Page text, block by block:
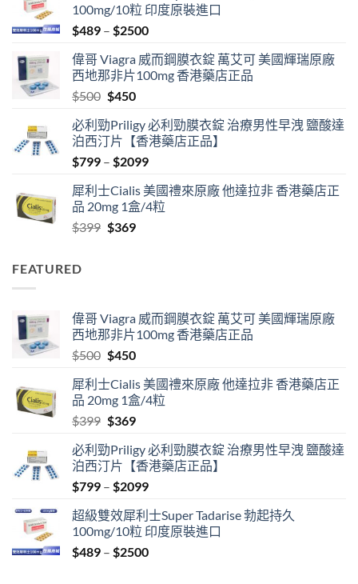
100mg/10粒 印度原裝進口
$489 – $2500Price
$489
through
偉哥 Viagra 威而鋼膜衣錠 萬艾可 美國輝瑞原廠
西地那非片100mg 香港藥店正品
$500 Original
was:
$500.
$450Current
is:
$450.
必利勁Priligy 必利勁膜衣錠 治療男性早洩 鹽酸達
泊西汀片【香港藥店正品】
$799 – $2099Price
$799
through
犀利士Cialis 美國禮來原廠 他達拉非 香港藥店正
品 20mg 1盒/4粒
$399 Original
$369Current
FEATURED
偉哥 Viagra 威而鋼膜衣錠 萬艾可 美國輝瑞原廠
西地那非片100mg 香港藥店正品
$500 Original
was:
$500.
$450Current
is:
$450.
犀利士Cialis 美國禮來原廠 他達拉非 香港藥店正
品 20mg 1盒/4粒
$399 Original
was:
$399.
$369Current
is:
$369.
必利勁Priligy 必利勁膜衣錠 治療男性早洩 鹽酸達
泊西汀片【香港藥店正品】
$799 – $2099Price
$799
through
$2099
超級雙效犀利士Super Tadarise 勃起持久
100mg/10粒 印度原裝進口
$489 – $2500Price